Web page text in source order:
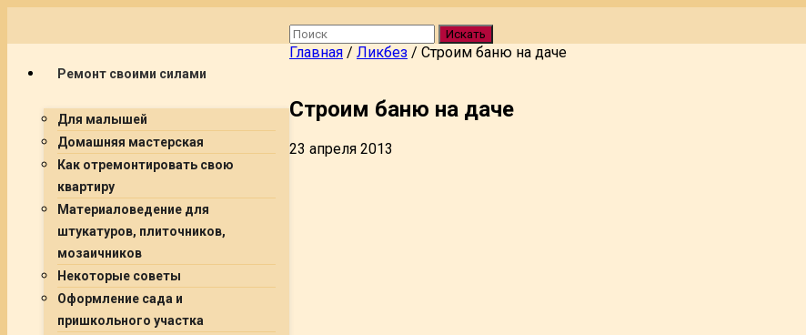
Ремонт своими силами
Для малышей
Домашняя мастерская
Как отремонтировать свою
квартиру
Материаловедение для
штукатуров, плиточников,
мозаичников
Некоторые советы
Оформление сада и
пришкольного участка
Искать
Главная / Ликбез / Строим баню на даче
Строим баню на даче
23 апреля 2013